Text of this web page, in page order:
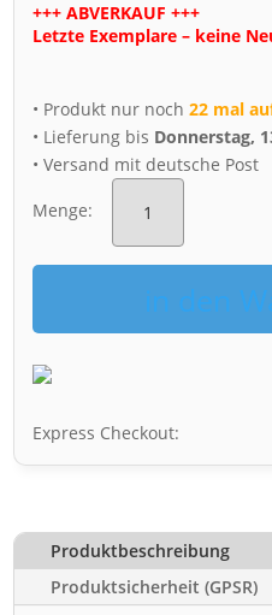
+++ ABVERKAUF +++
Letzte Exemplare – keine
• Produkt nur noch22 mal
• Lieferung bis Donnerstag,
• Versand mit deutsche Post
Menge:
Dresden
Postkarte(Collage
Menge
in den
Express Checkout:
Produktbeschreibung
Produktsicherheit (GPSR)